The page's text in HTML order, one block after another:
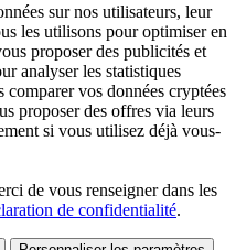
sur nos utilisateurs, leur
les utilisons pour optimiser en
proposer des publicités et
analyser les statistiques
vos données cryptées
proposer des offres via leurs
si vous utilisez déjà vous-
de vous renseigner dans les
de confidentialité.